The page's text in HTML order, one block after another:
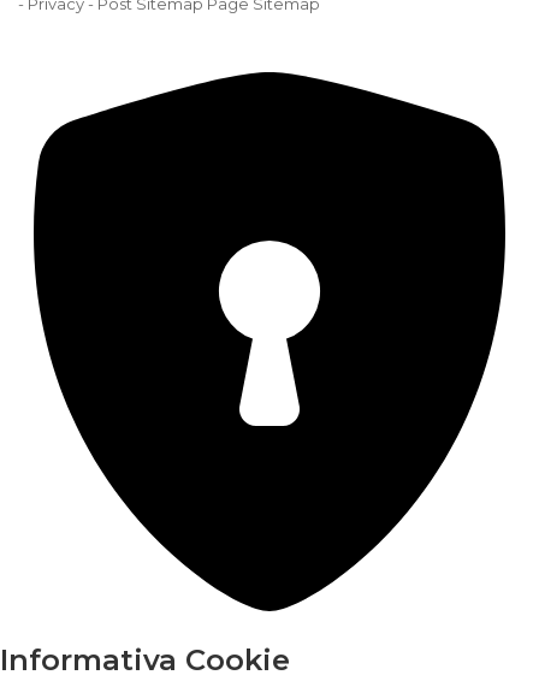
- Privacy- Post Sitemap Page Sitemap
Informativa Cookie